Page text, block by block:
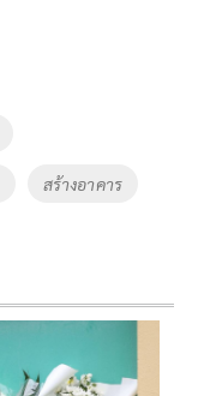
สร้างอาคาร